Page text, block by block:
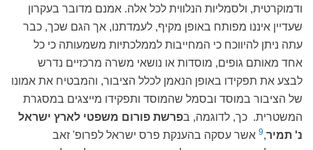
ודמוקרטית, ולסמליות הנלווית לכל אלה. אמנם מדובר בעקרון
שעדיין איננו מפותח באופן מקיף, לעמדתנו, אך הגם שכך, כבר
עתה ניתן להיווכח כי המחייבות לממלכתיות משמעותה כי כל
אחד מאותם גופים, מוסדות או נושאי משרה מרכזיים נדרש
לבצע את תפקידו באופן הנאמן לכלל הציבור, והמבטיח את אמונו
של הציבור במוסד ובסמל שהמוסד ותפקידו מייצגים במסגרת
המשטרית. כך, לדוגמה, בפרשת פורום משפטי לארץ ישראל
נ' תמיר,
9 אשר עסקה בהענקת פרס ישראל לפרופ' זאב